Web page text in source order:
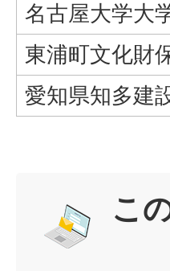
名古屋大学大
東浦町文化財
愛知県知多建
こ